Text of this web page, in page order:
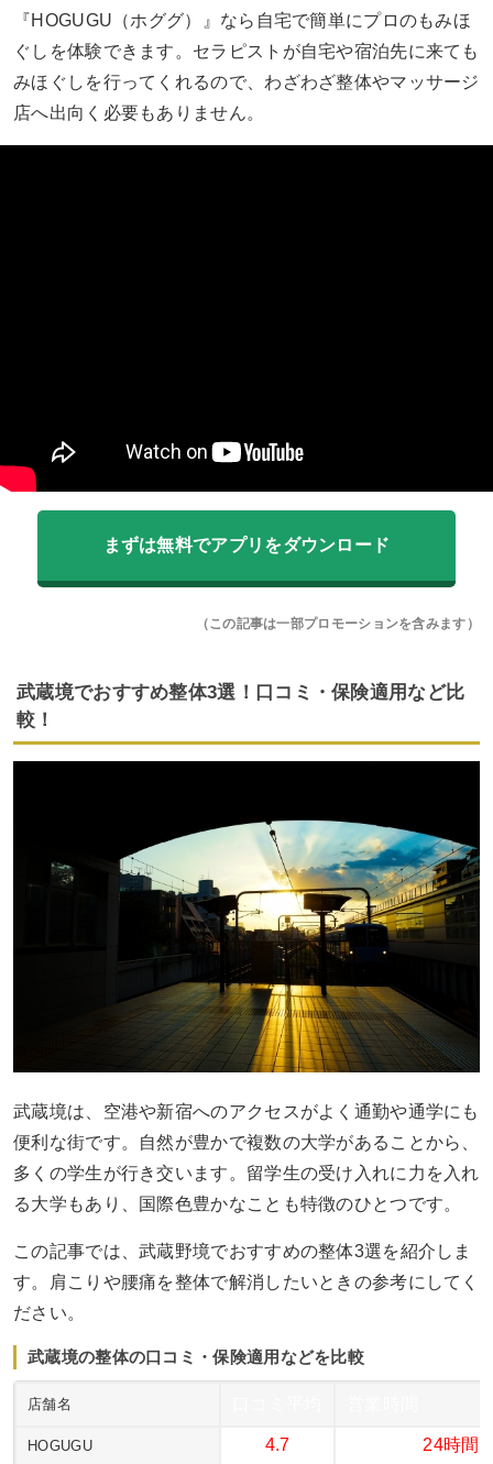
『HOGUGU（ホググ）』なら自宅で簡単にプロのもみほ
ぐしを体験できます。セラピストが自宅や宿泊先に来ても
みほぐしを行ってくれるので、わざわざ整体やマッサージ
店へ出向く必要もありません。
まずは無料でアプリをダウンロード
（この記事は一部プロモーションを含みます）
武蔵境でおすすめ整体3選！口コミ・保険適用など比
較！
武蔵境は、空港や新宿へのアクセスがよく通勤や通学にも
便利な街です。自然が豊かで複数の大学があることから、
多くの学生が行き交います。留学生の受け入れに力を入れ
る大学もあり、国際色豊かなことも特徴のひとつです。
この記事では、武蔵野境でおすすめの整体3選を紹介しま
す。肩こりや腰痛を整体で解消したいときの参考にしてく
ださい。
武蔵境の整体の口コミ・保険適用などを比較
店舗名
HOGUGU 4.7 24時間